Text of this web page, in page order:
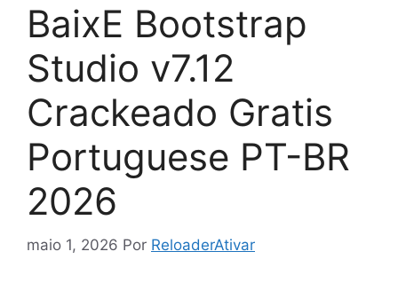
BaixE Bootstrap
Studio v7.12
Crackeado Gratis
Portuguese PT-BR
2026
maio 1, 2026 Por ReloaderAtivar